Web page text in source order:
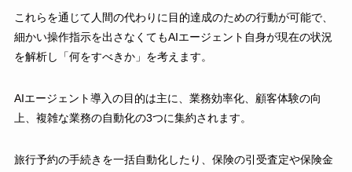
これらを通じて人間の代わりに目的達成のための行動が可能で、
細かい操作指示を出さなくてもAIエージェント自身が現在の状況
を解析し「何をすべきか」を考えます。
AIエージェント導入の目的は主に、業務効率化、顧客体験の向
上、複雑な業務の自動化の3つに集約されます。
旅行予約の手続きを一括自動化したり、保険の引受査定や保険金